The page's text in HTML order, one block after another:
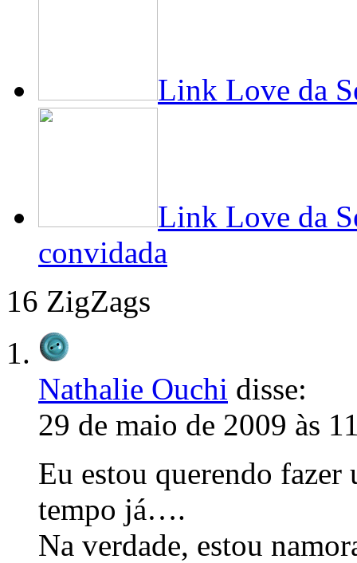
Link Love da
Link Love da
convidada
16 ZigZags
Nathalie Ouchi disse:
29 de maio de 2009 às
Eu estou querendo fazer
tempo já….
Na verdade, estou